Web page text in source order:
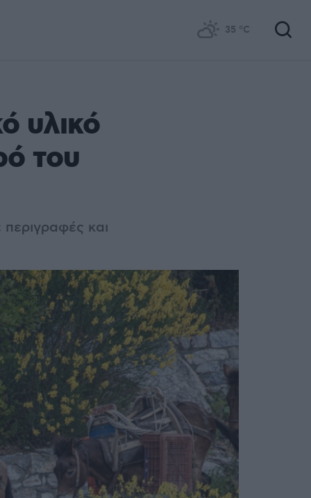
35 °C
υλικό
του
και